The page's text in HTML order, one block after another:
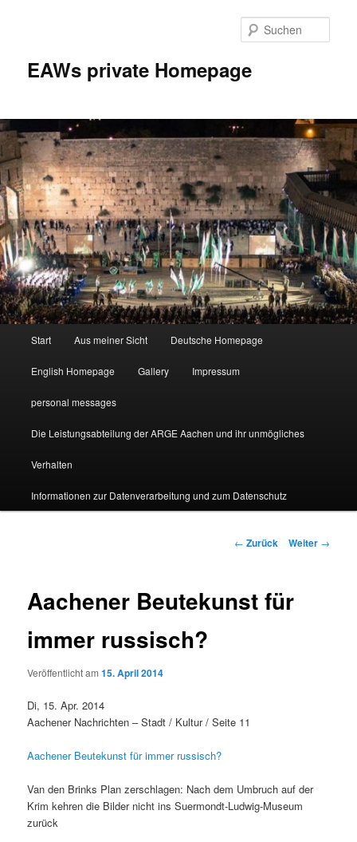
EAWs private Homepage
Start Aus meiner Sicht Deutsche Homepage
English Homepage Gallery Impressum
personal messages
Die Leistungsabteilung der ARGE Aachen und ihr unmögliches
Verhalten
Informationen zur Datenverarbeitung und zum Datenschutz
Beitragsnavigation
← Zurück Weiter →
Aachener Beutekunst für
immer russisch?
Veröffentlicht am15. April 2014
Di, 15. Apr. 2014
Aachener Nachrichten – Stadt / Kultur / Seite 11
Aachener Beutekunst für immer russisch?
Van den Brinks Plan zerschlagen: Nach dem Umbruch auf der
Krim kehren die Bilder nicht ins Suermondt-Ludwig-Museum
zurück